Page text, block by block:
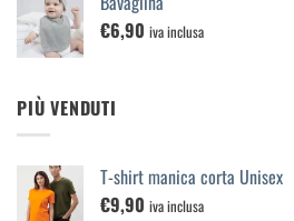
€6,90 iva inclusa
PIÙ VENDUTI
T-shirt manica corta Unisex
€9,90 iva inclusa